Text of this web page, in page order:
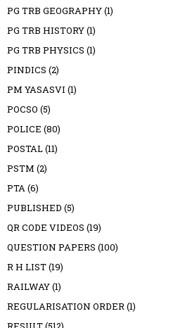
PG TRB GEOGRAPHY(1)
PG TRB HISTORY(1)
PG TRB PHYSICS (1)
PINDICS (2)
PM YASASVI (1)
POCSO (5)
POLICE (80)
POSTAL(11)
PSTM (2)
PTA(6)
PUBLISHED (5)
QR CODE VIDEOS (19)
QUESTION PAPERS (100)
R H LIST(19)
RAILWAY(1)
REGULARISATION ORDER(1)